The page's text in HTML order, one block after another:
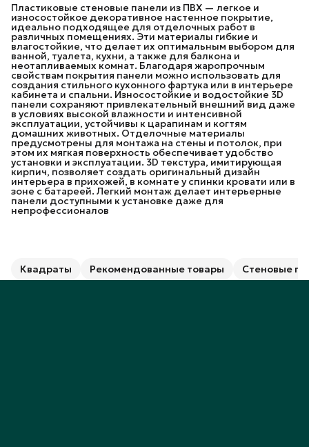
Пластиковые стеновые панели из ПВХ — легкое и
износостойкое декоративное настенное покрытие,
идеально подходящее для отделочных работ в
различных помещениях. Эти материалы гибкие и
влагостойкие, что делает их оптимальным выбором для
ванной, туалета, кухни, а также для балкона и
неотапливаемых комнат. Благодаря жаропрочным
свойствам покрытия панели можно использовать для
создания стильного кухонного фартука или в интерьере
кабинета и спальни. Износостойкие и водостойкие 3D
панели сохраняют привлекательный внешний вид даже
в условиях высокой влажности и интенсивной
эксплуатации, устойчивы к царапинам и когтям
домашних животных. Отделочные материалы
предусмотрены для монтажа на стены и потолок, при
этом их мягкая поверхность обеспечивает удобство
установки и эксплуатации. 3D текстура, имитирующая
кирпич, позволяет создать оригинальный дизайн
интерьера в прихожей, в комнате у спинки кровати или в
зоне с батареей. Легкий монтаж делает интерьерные
панели доступными к установке даже для
непрофессионалов
Квадраты Рекомендованные товары Стеновые